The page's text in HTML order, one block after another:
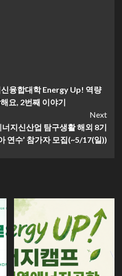
융합대학 Energy Up! 역량
요, 2번째 이야기
Next
지신산업 탐구생활 해외 8기
연수’ 참가자 모집(~5/17(일))